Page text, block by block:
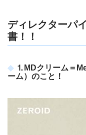
ディレクターパ
書！！
⒈MDクリーム＝
ーム）のこと！